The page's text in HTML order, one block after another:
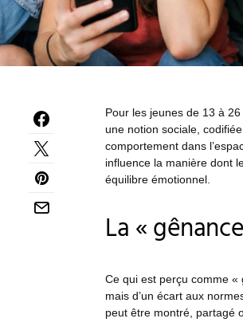
Pour les jeunes de 13 à 26
une notion sociale,
comportement dans
influence la manière dont
équilibre émotionnel.
La «
Ce qui est perçu comme «
mais d’un écart aux
peut être montré, partagé